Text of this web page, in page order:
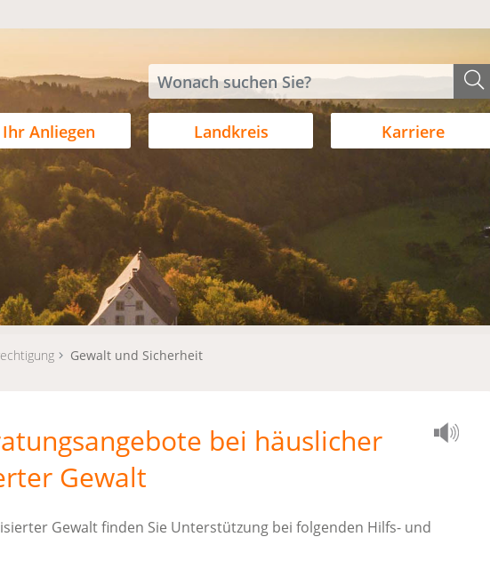
Ihr Anliegen Landkreis Karriere
Gewalt und Sicherheit
bei häuslicher
Gewalt
Gewalt finden Sie Unterstützung bei folgenden Hilfs- und